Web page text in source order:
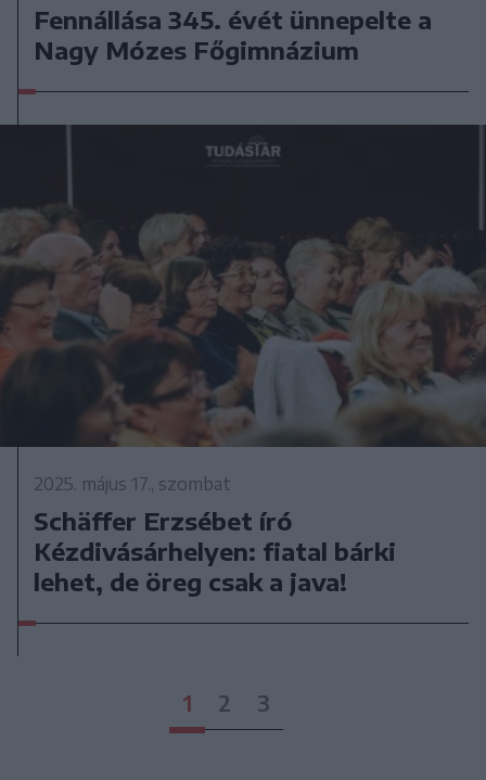
Fennállása 345. évét ünnepelte a
Nagy Mózes Főgimnázium
2025. május 17., szombat
Schäffer Erzsébet író
Kézdivásárhelyen: fiatal bárki
lehet, de öreg csak a java!
1 2 3